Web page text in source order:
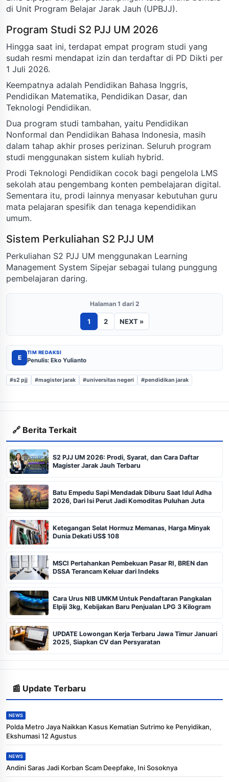
di Unit Program Belajar Jarak Jauh (UPBJJ).
Program Studi S2 PJJ UM 2026
Hingga saat ini, terdapat empat program studi yang
sudah resmi mendapat izin dan terdaftar di PD Dikti per
1 Juli 2026.
Keempatnya adalah Pendidikan Bahasa Inggris,
Pendidikan Matematika, Pendidikan Dasar, dan
Teknologi Pendidikan.
Dua program studi tambahan, yaitu Pendidikan
Nonformal dan Pendidikan Bahasa Indonesia, masih
dalam tahap akhir proses perizinan. Seluruh program
studi menggunakan sistem kuliah hybrid.
Prodi Teknologi Pendidikan cocok bagi pengelola LMS
sekolah atau pengembang konten pembelajaran digital.
Sementara itu, prodi lainnya menyasar kebutuhan guru
mata pelajaran spesifik dan tenaga kependidikan
umum.
Sistem Perkuliahan S2 PJJ UM
Perkuliahan S2 PJJ UM menggunakan Learning
Management System Sipejar sebagai tulang punggung
pembelajaran daring.
Halaman 1 dari 2
1 2 NEXT »
E
TIM REDAKSI
Penulis: Eko Yulianto
#s2 pjj #magister jarak #universitas negeri #pendidikan jarak
🔗 Berita Terkait
S2 PJJ UM 2026: Prodi, Syarat, dan Cara Daftar
Magister Jarak Jauh Terbaru
Batu Empedu Sapi Mendadak Diburu Saat Idul Adha
2026, Dari Isi Perut Jadi Komoditas Puluhan Juta
Ketegangan Selat Hormuz Memanas, Harga Minyak
Dunia Dekati US$ 108
MSCI Pertahankan Pembekuan Pasar RI, BREN dan
DSSA Terancam Keluar dari Indeks
Cara Urus NIB UMKM Untuk Pendaftaran Pangkalan
Elpiji 3kg, Kebijakan Baru Penjualan LPG 3 Kilogram
UPDATE Lowongan Kerja Terbaru Jawa Timur Januari
2025, Siapkan CV dan Persyaratan
📰 Update Terbaru
NEWS
Polda Metro Jaya Naikkan Kasus Kematian Sutrimo ke Penyidikan,
Ekshumasi 12 Agustus
NEWS
Andini Saras Jadi Korban Scam Deepfake, Ini Sosoknya